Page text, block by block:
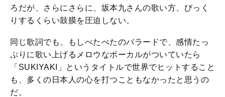
ろだが、さらにさらに、坂本九さんの歌い方、びっく
りするくらい鼓膜を圧迫しない。
同じ歌詞でも、もしべたべたのバラードで、感情たっ
ぷりに歌い上げるメロウなボーカルがついていたら
「SUKIYAKI」というタイトルで世界でヒットすること
も、多くの日本人の心を打つこともなかったと思うの
だ。